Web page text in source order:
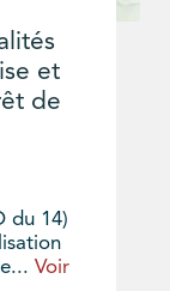
et
de
du 14)
Voir